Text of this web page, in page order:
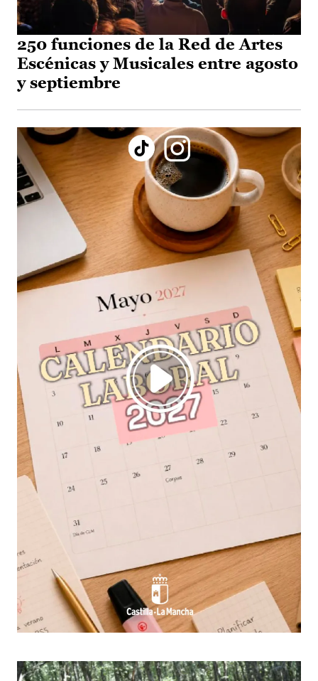
250 funciones de la Red de Artes
Escénicas y Musicales entre agosto
y septiembre